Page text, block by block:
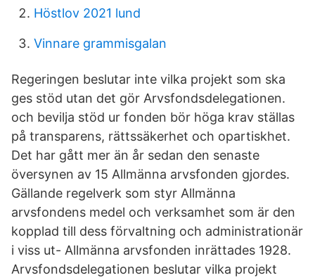
Höstlov 2021 lund
Vinnare grammisgalan
Regeringen beslutar inte vilka projekt som ska
ges stöd utan det gör Arvsfondsdelegationen.
och bevilja stöd ur fonden bör höga krav ställas
på transparens, rättssäkerhet och opartiskhet.
Det har gått mer än år sedan den senaste
översynen av 15 Allmänna arvsfonden gjordes.
Gällande regelverk som styr Allmänna
arvsfondens medel och verksamhet som är den
kopplad till dess förvaltning och administrationär
i viss ut- Allmänna arvsfonden inrättades 1928.
Arvsfondsdelegationen beslutar vilka projekt